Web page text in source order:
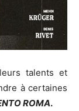
talents et
à certaines
ROMA.